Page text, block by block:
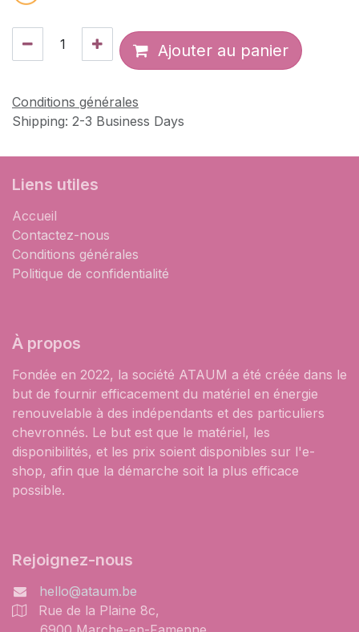
Ajouter au panier
Conditions générales
Shipping: 2-3 Business Days
Liens utiles
Accueil
Contactez-nous
Conditions générales
Politique de confidentialité
À propos
Fondée en 2022, la société ATAUM a été créée dans le
but de fournir efficacement du matériel en énergie
renouvelable à des indépendants et des particuliers
chevronnés. Le but est que le matériel, les
disponibilités, et les prix soient disponibles sur l'e-
shop, afin que la démarche soit la plus efficace
possible.
Rejoignez-nous
hello@ataum.be
Rue de la Plaine 8c,